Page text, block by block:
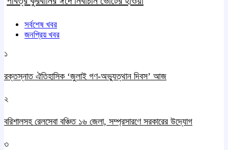
সর্বশেষ খবর
জনপ্রিয় খবর
১
রক্তস্নাত ঐতিহাসিক ‌‘জুলাই গণ-অভ্যুত্থান দিবস’ আজ
২
বরিশালসহ রেলসেবা বঞ্চিত ১৬ জেলা, সম্প্রসারণে সরকারের উদ্যোগ
৩